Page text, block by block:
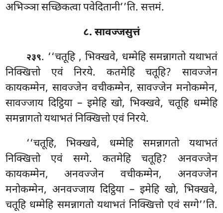
अभिञ्ञा सच्छिकत्वा पवेदितानी’’ति. सत्तमं.
८. सावज्जसुत्तं
२३९. ‘‘चतूहि , भिक्खवे, धम्मेहि समन्नागतो यथाभतं
निक्खित्तो एवं निरये. कतमेहि चतूहि? सावज्जेन
कायकम्मेन, सावज्जेन वचीकम्मेन, सावज्जेन मनोकम्मेन,
सावज्जाय दिट्ठिया – इमेहि खो, भिक्खवे, चतूहि धम्मेहि
समन्नागतो यथाभतं निक्खित्तो एवं निरये.
‘‘चतूहि, भिक्खवे, धम्मेहि समन्नागतो यथाभतं
निक्खित्तो एवं सग्गे. कतमेहि चतूहि? अनवज्जेन
कायकम्मेन, अनवज्जेन वचीकम्मेन, अनवज्जेन
मनोकम्मेन, अनवज्जाय दिट्ठिया – इमेहि खो, भिक्खवे,
चतूहि धम्मेहि समन्नागतो यथाभतं निक्खित्तो एवं सग्गे’’ति.